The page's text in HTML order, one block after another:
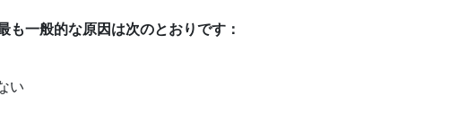
一般的な原因は次のとおりです：
い